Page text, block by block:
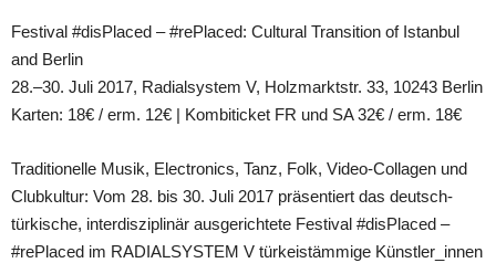
Festival #disPlaced – #rePlaced: Cultural Transition of Istanbul
and Berlin
28.–30. Juli 2017, Radialsystem V, Holzmarktstr. 33, 10243 Berlin
Karten: 18€ / erm. 12€ | Kombiticket FR und SA 32€ / erm. 18€
Traditionelle Musik, Electronics, Tanz, Folk, Video-Collagen und
Clubkultur: Vom 28. bis 30. Juli 2017 präsentiert das deutsch-
türkische, interdisziplinär ausgerichtete Festival #disPlaced –
#rePlaced im RADIALSYSTEM V türkeistämmige Künstler_innen